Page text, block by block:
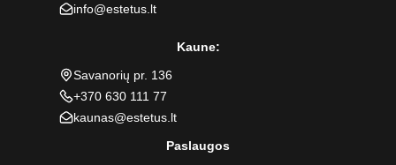
info@estetus.lt
Kaune:
Savanorių pr. 136
+370 630 111 77
kaunas@estetus.lt
Paslaugos